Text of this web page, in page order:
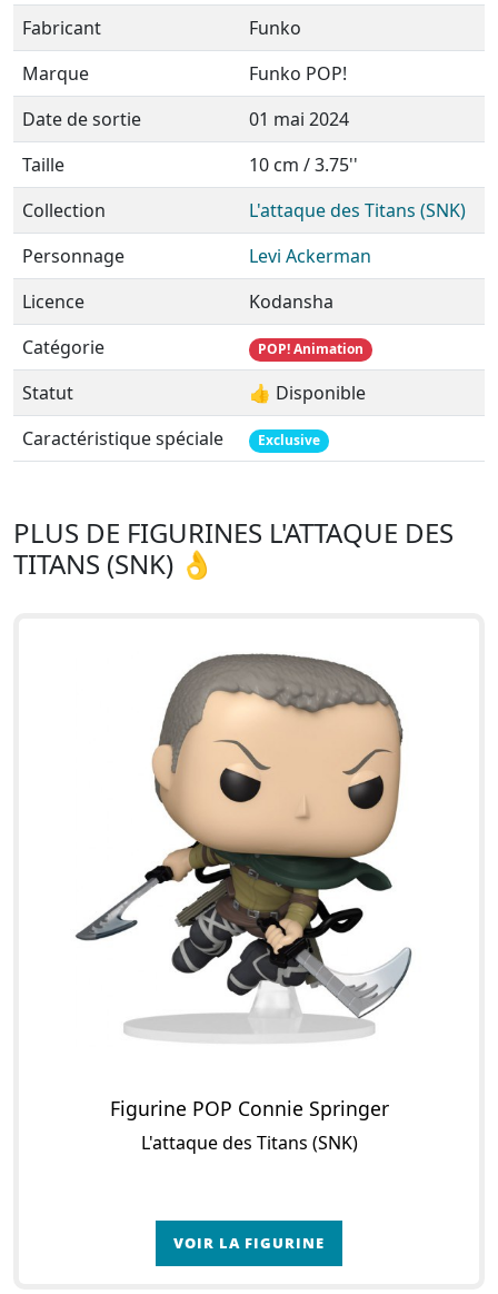
Fabricant
Funko
Marque
Funko POP!
Date de sortie
01 mai 2024
Taille
10 cm / 3.75''
Collection
L'attaque des Titans (SNK)
Personnage
Levi Ackerman
Licence
Kodansha
Catégorie
POP! Animation
Statut
👍 Disponible
Caractéristique spéciale
Exclusive
PLUS DE FIGURINES L'ATTAQUE DES
TITANS (SNK) 👌
Figurine POP Connie Springer
L'attaque des Titans (SNK)
VOIR LA FIGURINE